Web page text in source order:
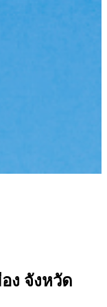
ง จังหวัด